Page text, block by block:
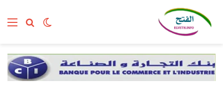
بحث الوضع